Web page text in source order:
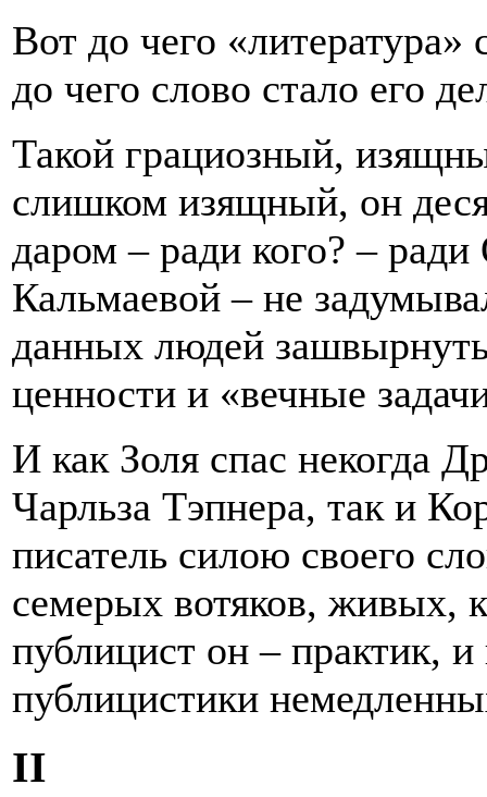
Вот до чего
до чего слово стало его
Такой грациозный,
слишком изящный, он
даром – ради кого? –
Кальмаевой – не
данных людей
ценности и «вечные
И как Золя спас некогда
Чарльза Тэпнера, так и
писатель силою своего
семерых вотяков, живых,
публицист он – практик, и
публицистики
II